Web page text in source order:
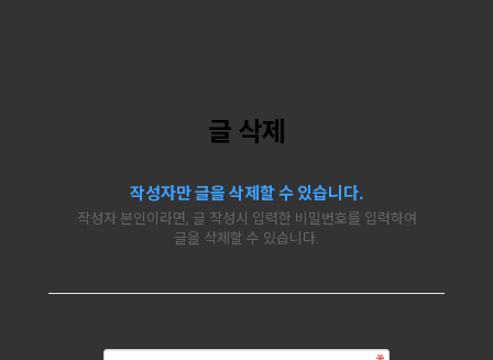
글 삭제
작성자만 글을 삭제할 수 있습니다.
작성자 본인이라면, 글 작성시 입력한 비밀번호를 입력하여
글을 삭제할 수 있습니다.